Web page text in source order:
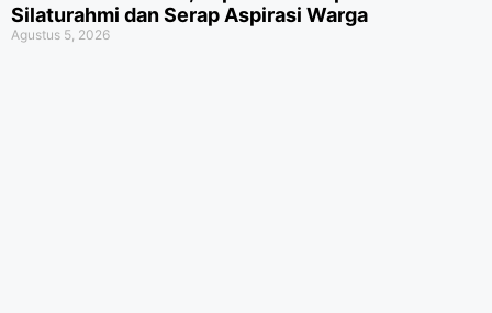
Silaturahmi dan Serap Aspirasi Warga
Agustus 5, 2026